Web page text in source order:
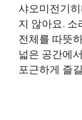
샤오미전기
지 않아요.
전체를 따뜻
넓은 공간에
포근하게 즐